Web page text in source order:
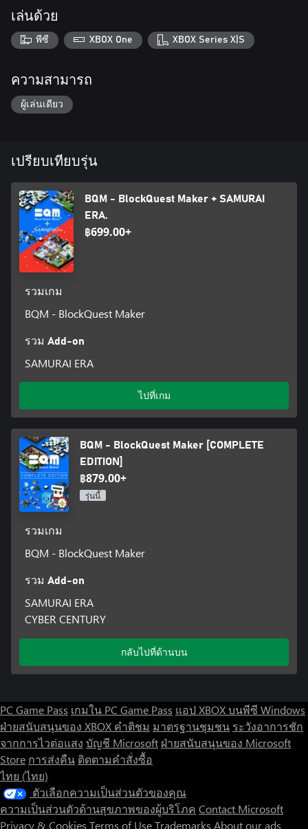
It’s your turn to make a dungeon and embarrass other players.
At your disposal is the Dungeon Editor – create an original
dungeon and challenge players from around the world.
Everything depends on you! Fix the entrance fee and set your
Share a world of your very own with players from around the
เล่นด้วย
พีซี XBOX One XBOX Series X|S
ความสามารถ
ผู้เล่นเดียว
เปรียบเทียบรุ่น
BQM - BlockQuest Maker + SAMURAI
ERA.
฿699.00+
รวมเกม
BQM - BlockQuest Maker
รวม Add-on
SAMURAI ERA
ไปที่เกม
BQM - BlockQuest Maker [COMPLETE
EDITION]
฿879.00+
รุ่นนี้
รวมเกม
BQM - BlockQuest Maker
รวม Add-on
SAMURAI ERA
CYBER CENTURY
กลับไปที่ด้านบน
PC Game Pass เกมใน PC Game Pass แอป XBOX บนพีซี Windows
ฝ่ายสนับสนุนของ XBOX คำติชม มาตรฐานชุมชน ระวังอาการชัก
จากการไวต่อแสง บัญชี Microsoft ฝ่ายสนับสนุนของ Microsoft
Store การส่งคืน ติดตามคำสั่งซื้อ
ไทย (ไทย)
ตัวเลือกความเป็นส่วนตัวของคุณ
ความเป็นส่วนตัวด้านสุขภาพของผู้บริโภค Contact Microsoft
Privacy & Cookies Terms of UseTrademarks About our ads